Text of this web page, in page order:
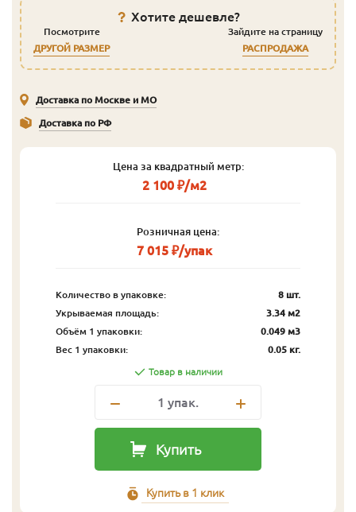
Хотите дешевле?
Посмотрите
ДРУГОЙ РАЗМЕР
Зайдите на страницу
РАСПРОДАЖА
Доставка по Москве и МО
Доставка по РФ
Цена за квадратный метр:
2 100 ₽/м2
Розничная цена:
7 015 ₽/упак
Количество в упаковке:
8 шт.
Укрываемая площадь:
3.34 м2
Объём 1 упаковки:
0.049 м3
Вес 1 упаковки:
0.05 кг.
Товар в наличии
1 упак.
Купить
Купить в 1 клик